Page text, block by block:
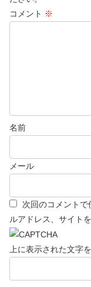
コメント ※
名前
メール
次回のコメント
ルアドレス、サイト
上に表示された文字